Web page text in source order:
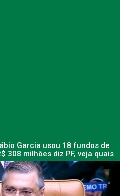
Garcia usou 18 fundos de
308 milhões diz PF, veja quais